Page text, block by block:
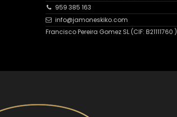
959 385 163
info@jamoneskiko.com
Francisco Pereira Gomez SL (CIF: B21111760 )